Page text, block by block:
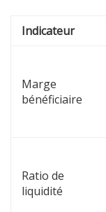
Indicateur
Marge
bénéficiaire
Ratio de
liquidité